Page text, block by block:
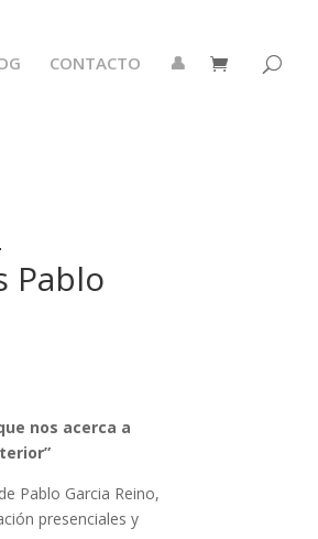
CONTACTO 👤
Pablo
nos acerca a
Pablo Garcia Reino,
presenciales y